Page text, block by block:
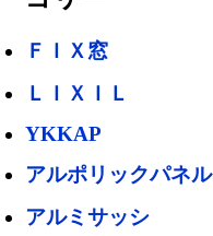
ＦＩＸ窓
ＬＩＸＩＬ
YKKAP
アルポリックパネル
アルミサッシ